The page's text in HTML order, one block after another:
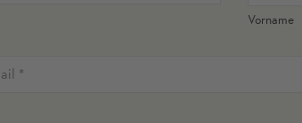
Vorname